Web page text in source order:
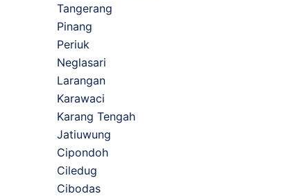
Tangerang
Pinang
Periuk
Neglasari
Larangan
Karawaci
Karang Tengah
Jatiuwung
Cipondoh
Ciledug
Cibodas